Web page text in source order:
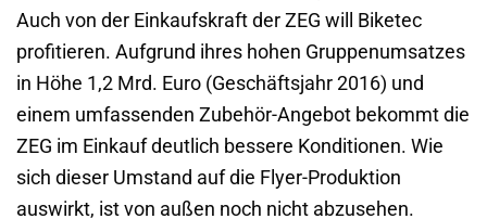
Auch von der Einkaufskraft der ZEG will Biketec
profitieren. Aufgrund ihres hohen Gruppenumsatzes
in Höhe 1,2 Mrd. Euro (Geschäftsjahr 2016) und
einem umfassenden Zubehör-Angebot bekommt die
ZEG im Einkauf deutlich bessere Konditionen. Wie
sich dieser Umstand auf die Flyer-Produktion
auswirkt, ist von außen noch nicht abzusehen.